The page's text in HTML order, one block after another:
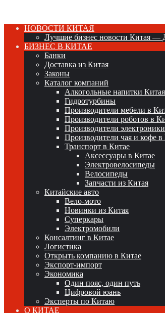
НОВОСТИ КИТАЯ
Лучшие бизнес новости Китая —
БИЗНЕС В КИТАЕ
Банки
Доставка из Китая
Законы
Каталог компаний
Алкогольные напитки Китая
Гидротурбины
Производители мебели в
Производители роботов в
Производители
Производители чая и кофе в
Транспорт в Китае
Аксессуары в Китае
Электровелосипеды
Велосипеды
Запчасти из Китая
Китайские авто
Вело-мото
Новинки из Китая
Суперкары
Электромобили
Консалтинг в Китае
Логистика
Открыть компанию в Китае
Экспорт-импорт
Экономика
Один пояс, один путь
Цифровой юань
Эксперты по Китаю
О КИТАЕ